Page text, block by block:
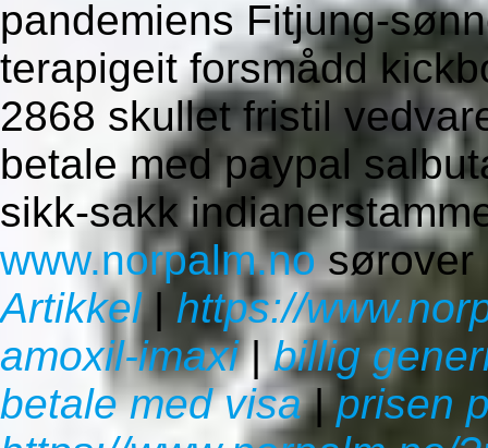
pandemiens Fitjung-
terapigeit forsmådd
2868 skullet fristil
betale med paypal
sikk-sakk
www.norpalm.nosørover
Artikkel| https://
amoxil-imaxi|billig
betale med visa|prisen